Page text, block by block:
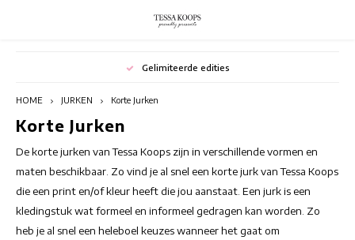
Hoofdmenu / jurken
Bloemenjurken
Bohemian jurken
Chique Jurken
Hoofdmenu / tops
TUNIEKEN
Elegante tops
Kleurrijke tops
Hoofdmenu / broeken
JUMPSUITS
Damesbroeken Met Print
Flared Broeken
Hoofdmenu / rokken
Bloemenrokken
Korte Rokken
Lange Rokken
Hoofdmenu / blazers
Blazers met prints
Casual blazers
Hoofdmenu / outlet
Summer outlet
Winter outlet
Switching Seasons Sale
Hoofdmenu
Deutsch
English
Hoofdmenu
GBP
USD
Gelimiteerde edities
HOME JURKEN Korte Jurken
Korte Jurken
De korte jurken van Tessa Koops zijn in verschillende vormen en
maten beschikbaar. Zo vind je al snel een korte jurk van Tessa Koops
die een print en/of kleur heeft die jou aanstaat. Een jurk is een
kledingstuk wat formeel en informeel gedragen kan worden. Zo
heb je al snel een heleboel keuzes wanneer het gaat om